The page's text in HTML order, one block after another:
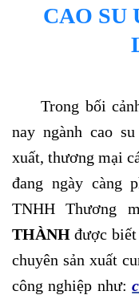
CAO SU
Trong bối cảnh
nay ngành cao
xuất, thương mại
đang ngày càng
TNHH Thương
THÀNH được
chuyên sản xuất
công nghiệp như: